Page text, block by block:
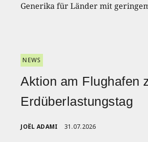
Generika für Länder mit
NEWS
Aktion am Flughafen
Erdüberlastungstag
JOËL ADAMI 31.07.2026